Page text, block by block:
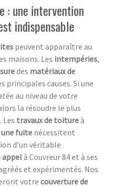
: une intervention
indispensable
peuvent apparaître au
maisons. Les intempéries,
des matériaux de
principales causes. Si une
au niveau de votre
la résoudre le plus
travaux de toitureà
fuitenécessitent
d’un véritable
appelà Couvreur 84 et à ses
et expérimentés. Nos
votrecouverture de